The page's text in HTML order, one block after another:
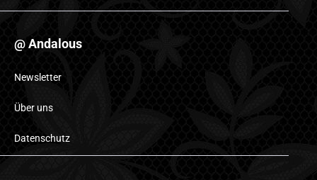
@ Andalous
Newsletter
Über uns
Datenschutz